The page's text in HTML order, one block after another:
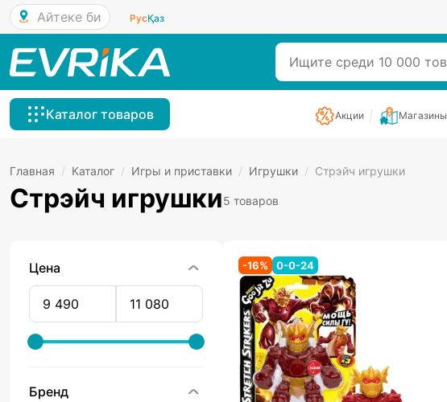
Айтеке би РусҚаз
Каталог товаров Акции Магазины
Главная / Каталог / Игры и приставки / Игрушки / Стрэйч игрушки
Стрэйч игрушки5 товаров
Цена
Бренд
-16% 0-0-24